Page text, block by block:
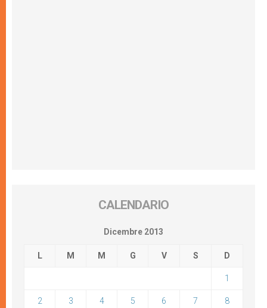
CALENDARIO
Dicembre 2013
L M M G V S D
1
2 3 4 5 6 7 8